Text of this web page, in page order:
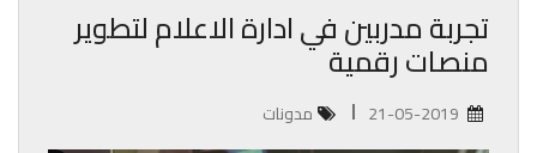
تجربة مدربين في ادارة الاعلام لتطوير
منصات رقمية
مدونات